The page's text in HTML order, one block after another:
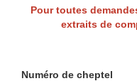
Pour toutes
extraits de
Numéro de cheptel